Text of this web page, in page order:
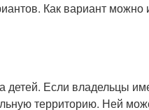
Как вариант можно
детей. Если владельцы
территорию. Ней